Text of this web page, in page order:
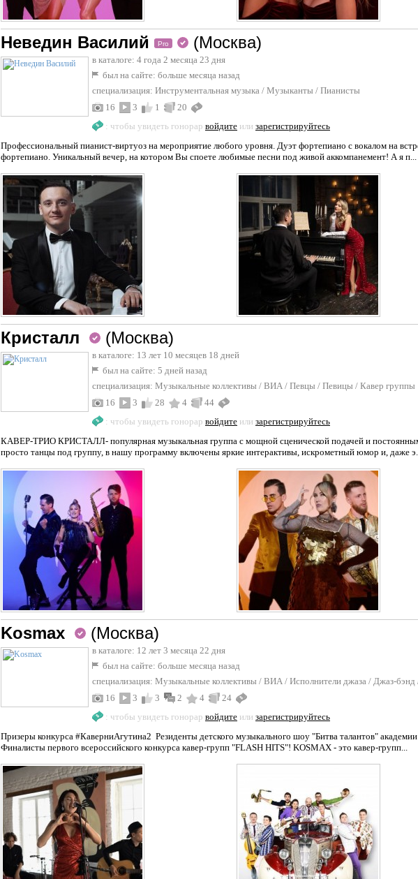
Неведин Василий Pro (Москва)
в каталоге: 4 года 2 месяца 23 дня
был на сайте: больше месяца назад
специализация: Инструментальная музыка / Музыканты / Пианисты
16
3 1
20
: чтобы увидеть гонорар войдите или зарегистрируйтесь
Профессиональный пианист-виртуоз на мероприятие любого уровня. Дуэт фортепиано с вокалом на
фортепиано. Уникальный вечер, на котором Вы споете любимые песни под живой аккомпанемент! А я п...
Кристалл (Москва)
в каталоге: 13 лет 10 месяцев 18 дней
был на сайте: 5 дней назад
специализация: Музыкальные коллективы / ВИА / Певцы / Певицы / Кавер группы
16
3 28 4
44
: чтобы увидеть гонорар войдите или зарегистрируйтесь
КАВЕР-ТРИО КРИСТАЛЛ- популярная музыкальная группа с мощной сценической подачей и
просто танцы под группу, в нашу программу включены яркие интерактивы, искрометный юмор и, даже
Kosmax (Москва)
в каталоге: 12 лет 3 месяца 22 дня
был на сайте: больше месяца назад
специализация: Музыкальные коллективы / ВИА / Исполнители джаза / Джаз-бэнд
16
3 3 2 4
24
: чтобы увидеть гонорар войдите или зарегистрируйтесь
Призеры конкурса #КаверниАгутина2 Резиденты детского музыкального шоу "Битва талантов"
Финалисты первого всероссийского конкурса кавер-групп "FLASH HITS"! KOSMAX - это кавер-групп...